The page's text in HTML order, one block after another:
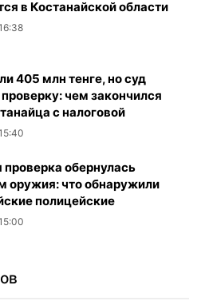
в Костанайской области
405 млн тенге, но суд
чем закончился
с налоговой
обернулась
оружия: что обнаружили
полицейские